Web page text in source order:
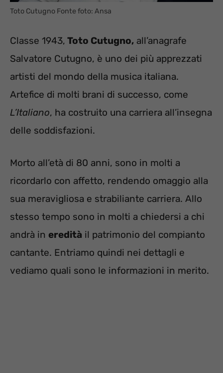
Toto Cutugno Fonte foto: Ansa
Classe 1943, Toto Cutugno, all’anagrafe
Salvatore Cutugno, è uno dei più apprezzati
artisti del mondo della musica italiana.
Artefice di molti brani di successo, come
L’Italiano, ha costruito una carriera all’insegna
delle soddisfazioni.
Morto all’età di 80 anni, sono in molti a
ricordarlo con affetto, rendendo omaggio alla
sua meravigliosa e strabiliante carriera. Allo
stesso tempo sono in molti a chiedersi a chi
andrà in eredità il patrimonio del compianto
cantante. Entriamo quindi nei dettagli e
vediamo quali sono le informazioni in merito.